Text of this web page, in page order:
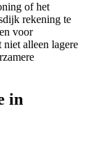
of het
rekening te
voor
niet alleen lagere
in